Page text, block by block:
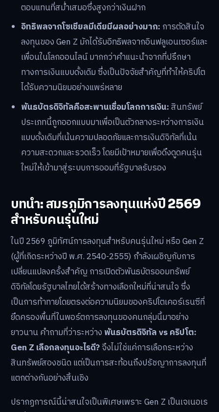
ตอบแทนที่สม่ำเสมอซึ่งสูงกว่าเงินฝาก
อิทธิพลจากโซเชียลมีเดียมีผลอย่างมาก: การตัดสินใจ
ลงทุนของ Gen Z มักได้รับอิทธิพลจากอินฟลูเอนเซอร์และ
เพื่อนในโลกออนไลน์ มากกว่าคำแนะนำจากที่ปรึกษา
ทางการเงินแบบดั้งเดิม ซึ่งเป็นปัจจัยสำคัญที่ทำให้คริปโต
ได้รับความนิยมอย่างแพร่หลาย
พันธบัตรดิจิทัลคือสะพานเชื่อมโลกการเงิน:สินทรัพย์
ประเภทนี้ถูกออกแบบมาเพื่อเป็นตัวกลางระหว่างการเงิน
แบบดั้งเดิมที่เน้นความปลอดภัยและการเงินดิจิทัลที่เน้น
ความสะดวกและรวดเร็ว โดยมีเป้าหมายเพื่อดึงดูดคนรุ่น
ใหม่ให้เข้ามาสู่ระบบการออมที่รัฐบาลรับรอง
บทนำ: สมรภูมิการลงทุนแห่งปี 2569
สำหรับคนรุ่นใหม่
ในปี 2569 ภูมิทัศน์การลงทุนสำหรับคนรุ่นใหม่ หรือ Gen Z
(ผู้ที่เกิดระหว่างปี พ.ศ. 2540-2555) กำลังเผชิญกับการ
เปลี่ยนแปลงครั้งสำคัญ การเปิดตัวพันธบัตรออมทรัพย์
ดิจิทัลโดยรัฐบาลไทยได้สร้างทางเลือกใหม่ที่น่าสนใจ ซึ่ง
เป็นการท้าทายโดยตรงต่อความนิยมของคริปโตเคอร์เรนซีที่
ยึดครองพื้นที่ในพอร์ตการลงทุนของคนกลุ่มนี้มาอย่าง
ยาวนาน คำถามที่ว่าระหว่าง พันธบัตรดิจิทัล vs คริปโต:
Gen Z เลือกลงทุนอะไรดี?จึงไม่ใช่แค่การเลือกระหว่าง
สินทรัพย์สองชนิด แต่เป็นการสะท้อนถึงปรัชญาการลงทุนที่
แตกต่างกันอย่างสิ้นเชิง
ปรากฏการณ์นี้น่าสนใจเป็นพิเศษเพราะ Gen Z เป็นเจเนอเร